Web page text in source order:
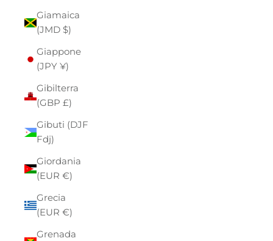
Giamaica
(JMD $)
Giappone
(JPY ¥)
Gibilterra
(GBP £)
Gibuti (DJF
Fdj)
Giordania
(EUR €)
Grecia
(EUR €)
Grenada